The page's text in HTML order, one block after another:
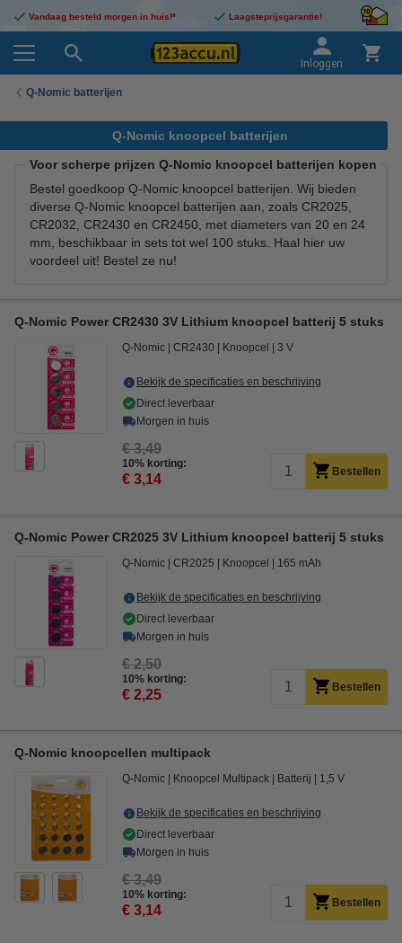
Vandaag besteld morgen in huis!* Laagsteprijsgarantie!
Inloggen
Q-Nomic batterijen
Q-Nomic knoopcel batterijen
Voor scherpe prijzen Q-Nomic knoopcel batterijen kopen
Bestel goedkoop Q-Nomic knoopcel batterijen. Wij bieden
diverse Q-Nomic knoopcel batterijen aan, zoals CR2025,
CR2032, CR2430 en CR2450, met diameters van 20 en 24
mm, beschikbaar in sets tot wel 100 stuks. Haal hier uw
voordeel uit! Bestel ze nu!
Q-Nomic Power CR2430 3V Lithium knoopcel batterij 5 stuks
Q-Nomic CR2430 Knoopcel 3 V
Bekijk de specificaties en beschrijving
Direct leverbaar
Morgen in huis
€ 3,49
10% korting:
€ 3,14 Bestellen
Q-Nomic Power CR2025 3V Lithium knoopcel batterij 5 stuks
Q-Nomic CR2025 Knoopcel 165 mAh
Bekijk de specificaties en beschrijving
Direct leverbaar
Morgen in huis
€ 2,50
10% korting:
€ 2,25 Bestellen
Q-Nomic knoopcellen multipack
Q-Nomic Knoopcel Multipack Batterij 1,5 V
Bekijk de specificaties en beschrijving
Direct leverbaar
Morgen in huis
€ 3,49
10% korting:
€ 3,14 Bestellen